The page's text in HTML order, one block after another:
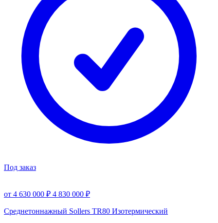
Под заказ
от 4 630 000 ₽ 4 830 000 ₽
Среднетоннажный Sollers TR80 Изотермический